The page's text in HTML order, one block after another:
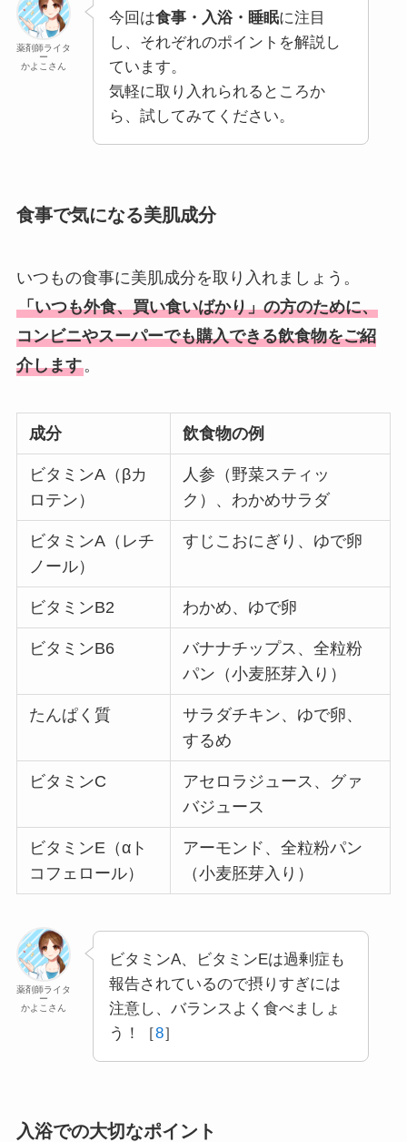
薬剤師ライタ
ー
かよこさん
今回は食事・入浴・睡眠に注目
し、それぞれのポイントを解説し
ています。
気軽に取り入れられるところか
ら、試してみてください。
食事で気になる美肌成分
いつもの食事に美肌成分を取り入れましょう。
「いつも外食、買い食いばかり」の方のために、
コンビニやスーパーでも購入できる飲食物をご紹
介します。
成分 飲食物の例
ビタミンA（βカ
ロテン）
人参（野菜スティッ
ク）、わかめサラダ
ビタミンA（レチ
ノール）
すじこおにぎり、ゆで卵
ビタミンB2 わかめ、ゆで卵
ビタミンB6
バナナチップス、全粒粉
パン（小麦胚芽入り）
たんぱく質
サラダチキン、ゆで卵、
するめ
ビタミンC
アセロラジュース、グァ
バジュース
ビタミンE（αト
コフェロール）
アーモンド、全粒粉パン
（小麦胚芽入り）
薬剤師ライタ
ー
かよこさん
ビタミンA、ビタミンEは過剰症も
報告されているので摂りすぎには
注意し、バランスよく食べましょ
う！［8］
入浴での大切なポイント